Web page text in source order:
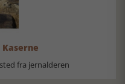
fra jernalderen